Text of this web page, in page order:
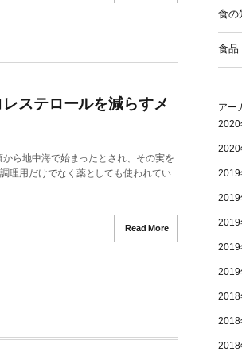
ステロールを減らすメ
ら地中海で始まったとされ、その実を
理用だけでなく薬としても使われてい
Read More
食の
食品
アー
2020
2020
2019
2019
2019
2019
2019
2018
2018
2018